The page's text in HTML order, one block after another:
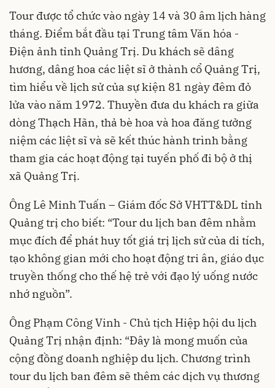
Tour được tổ chức vào ngày 14 và 30 âm lịch hàng
tháng. Điểm bắt đầu tại Trung tâm Văn hóa -
Điện ảnh tỉnh Quảng Trị. Du khách sẽ dâng
hương, dâng hoa các liệt sĩ ở thành cổ Quảng Trị,
tìm hiểu về lịch sử của sự kiện 81 ngày đêm đỏ
lửa vào năm 1972. Thuyền đưa du khách ra giữa
dòng Thạch Hãn, thả bè hoa và hoa đăng tưởng
niệm các liệt sĩ và sẽ kết thúc hành trình bằng
tham gia các hoạt động tại tuyến phố đi bộ ở thị
xã Quảng Trị.
Ông Lê Minh Tuấn – Giám đốc Sở VHTT&DL tỉnh
Quảng trị cho biết: “Tour du lịch ban đêm nhằm
mục đích để phát huy tốt giá trị lịch sử của di tích,
tạo không gian mới cho hoạt động tri ân, giáo dục
truyền thống cho thế hệ trẻ với đạo lý uống nước
nhớ nguồn”.
Ông Phạm Công Vinh - Chủ tịch Hiệp hội du lịch
Quảng Trị nhận định: “Đây là mong muốn của
cộng đồng doanh nghiệp du lịch. Chương trình
tour du lịch ban đêm sẽ thêm các dịch vụ thương